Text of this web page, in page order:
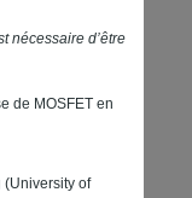
nécessaire d’être
de MOSFET en
(University of